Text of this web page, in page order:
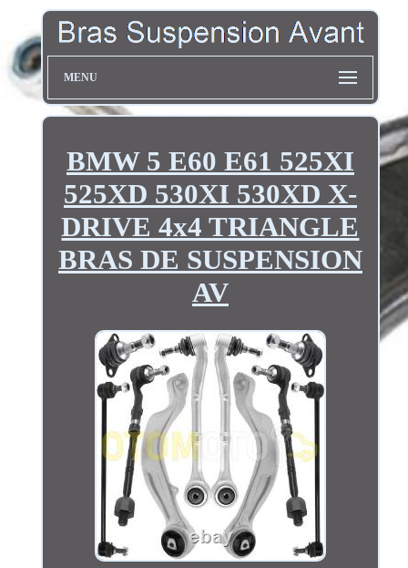
MENU
BMW 5 E60 E61 525XI
525XD 530XI 530XD X-
DRIVE 4x4 TRIANGLE
BRAS DE SUSPENSION
AV